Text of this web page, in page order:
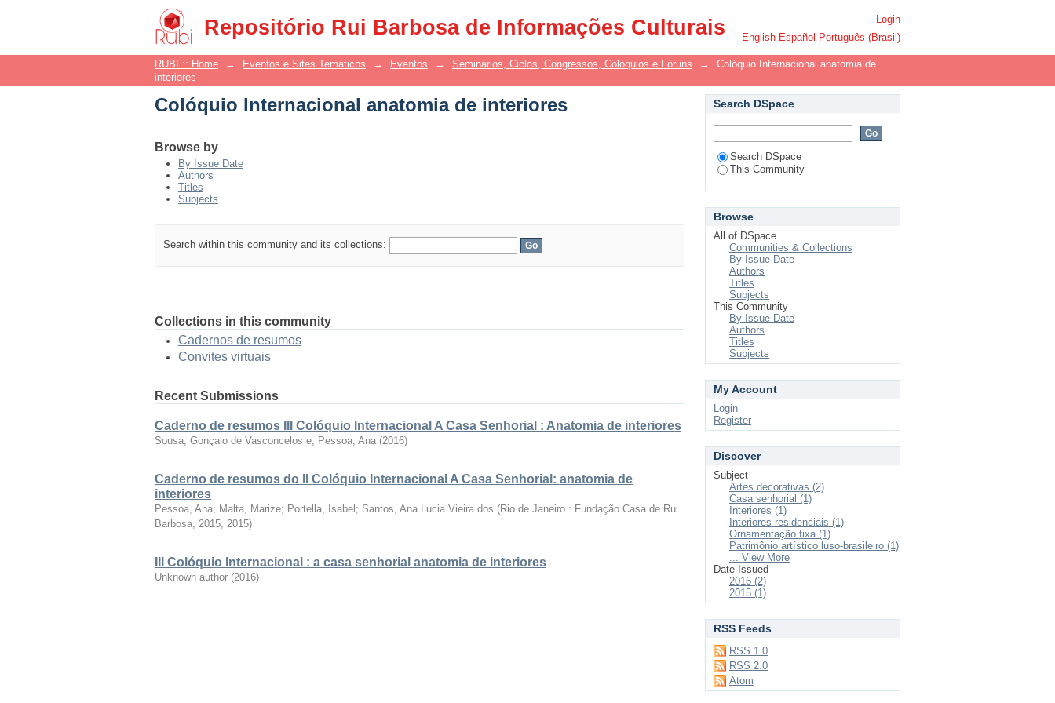
Repositório Rui Barbosa de Informações Culturais
Colóquio Internacional anatomia de interiores
Login
English Español Português (Brasil)
RUBI :: Home → Eventos e Sites Temáticos → Eventos → Seminários, Ciclos, Congressos, Colóquios e Fóruns →
Colóquio Internacional anatomia de
interiores
Colóquio Internacional anatomia de interiores
Browse by
By Issue Date
Authors
Titles
Subjects
Search within this community and its collections:
Collections in this community
Cadernos de resumos
Convites virtuais
Recent Submissions
Caderno de resumos III Colóquio Internacional A Casa Senhorial : Anatomia de interiores
Sousa, Gonçalo de Vasconcelos e; Pessoa, Ana (2016)
Caderno de resumos do II Colóquio Internacional A Casa Senhorial: anatomia de
interiores
Pessoa, Ana; Malta, Marize; Portella, Isabel; Santos, Ana Lucia Vieira dos (Rio de Janeiro : Fundação Casa de Rui
Barbosa, 2015, 2015)
III Colóquio Internacional : a casa senhorial anatomia de interiores
Unknown author (2016)
Search DSpace
Search DSpace
This Community
Browse
All of DSpace
Communities & Collections
By Issue Date
Authors
Titles
Subjects
This Community
By Issue Date
Authors
Titles
Subjects
My Account
Login
Register
Discover
Subject
Artes decorativas (2)
Casa senhorial (1)
Interiores (1)
Interiores residenciais (1)
Ornamentação fixa (1)
Patrimônio artístico luso-brasileiro (1)
... View More
Date Issued
2016 (2)
2015 (1)
RSS Feeds
RSS 1.0
RSS 2.0
Atom